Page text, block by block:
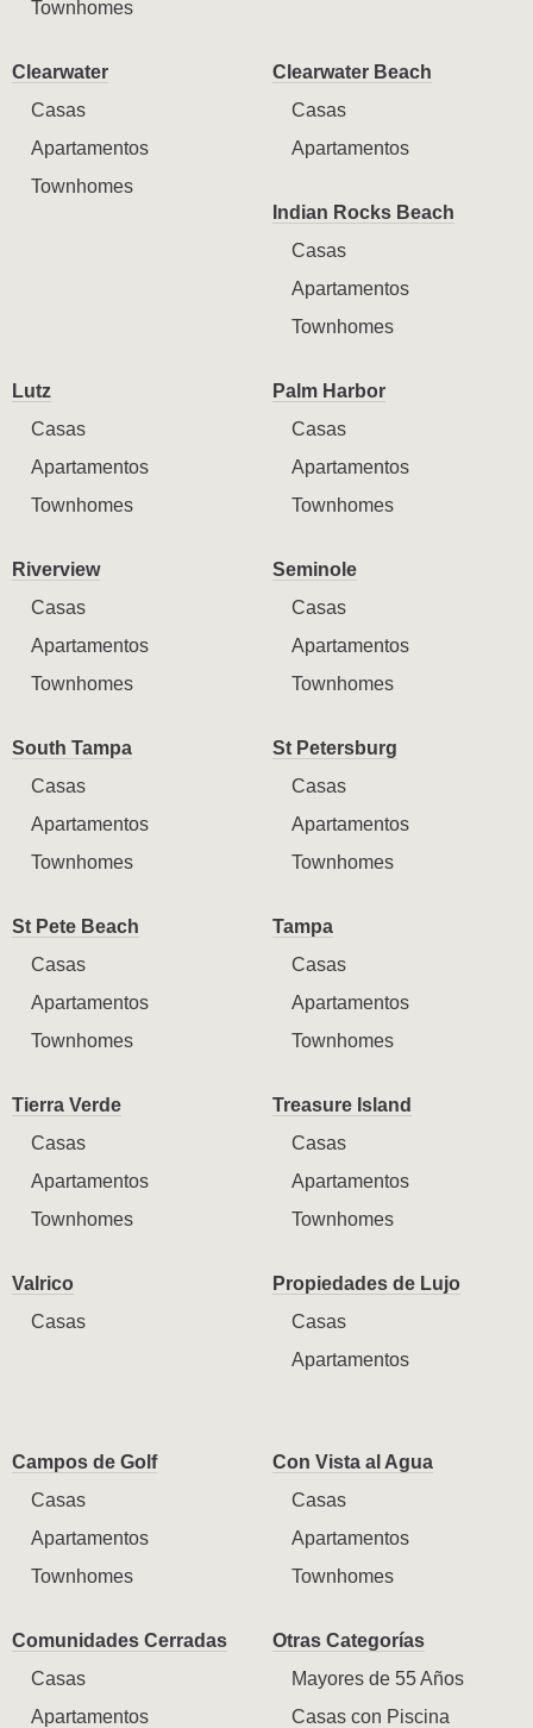
Townhomes
Clearwater
Casas
Apartamentos
Townhomes
Clearwater Beach
Casas
Apartamentos
Indian Rocks Beach
Casas
Apartamentos
Townhomes
Lutz
Casas
Apartamentos
Townhomes
Palm Harbor
Casas
Apartamentos
Townhomes
Riverview
Casas
Apartamentos
Townhomes
Seminole
Casas
Apartamentos
Townhomes
South Tampa
Casas
Apartamentos
Townhomes
St Petersburg
Casas
Apartamentos
Townhomes
St Pete Beach
Casas
Apartamentos
Townhomes
Tampa
Casas
Apartamentos
Townhomes
Tierra Verde
Casas
Apartamentos
Townhomes
Treasure Island
Casas
Apartamentos
Townhomes
Valrico
Casas
Propiedades de Lujo
Casas
Apartamentos
Campos de Golf
Casas
Apartamentos
Townhomes
Con Vista al Agua
Casas
Apartamentos
Townhomes
Comunidades Cerradas
Casas
Apartamentos
Otras Categorías
Mayores de 55 Años
Casas con Piscina